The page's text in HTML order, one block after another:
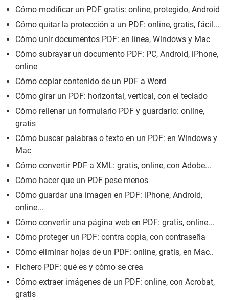
Cómo modificar un PDF gratis: online, protegido, Android
Cómo quitar la protección a un PDF: online, gratis, fácil...
Cómo unir documentos PDF: en línea, Windows y Mac
Cómo subrayar un documento PDF: PC, Android, iPhone,
online
Cómo copiar contenido de un PDF a Word
Cómo girar un PDF: horizontal, vertical, con el teclado
Cómo rellenar un formulario PDF y guardarlo: online,
gratis
Cómo buscar palabras o texto en un PDF: en Windows y
Mac
Cómo convertir PDF a XML: gratis, online, con Adobe...
Cómo hacer que un PDF pese menos
Cómo guardar una imagen en PDF: iPhone, Android,
online...
Cómo convertir una página web en PDF: gratis, online...
Cómo proteger un PDF: contra copia, con contraseña
Cómo eliminar hojas de un PDF: online, gratis, en Mac..
Fichero PDF: qué es y cómo se crea
Cómo extraer imágenes de un PDF: online, con Acrobat,
gratis